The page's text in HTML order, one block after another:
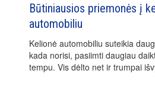
Būtiniausios priemonės į
automobiliu
Kelionė automobiliu suteikia
kada norisi, pasiimti daugiau
tempu. Vis dėlto net ir trumpai